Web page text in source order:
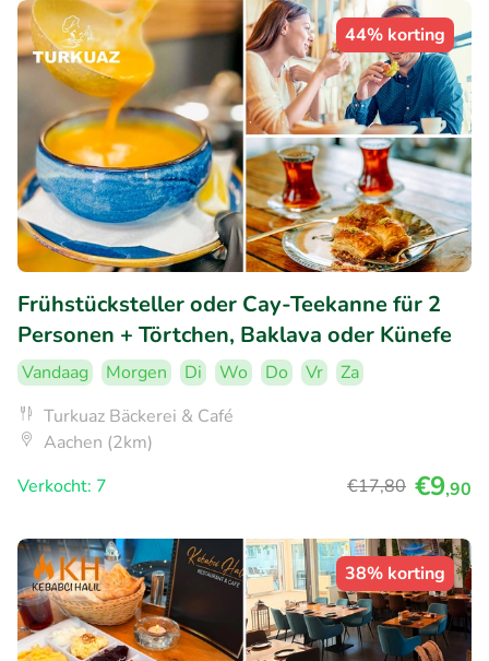
44% korting
Frühstücksteller oder Cay-Teekanne für 2
Personen + Törtchen, Baklava oder Künefe
Vandaag Morgen Di Wo Do Vr
Za
Turkuaz Bäckerei & Café
Aachen (2km)
Verkocht: 7
€17,80 €9,90
38% korting